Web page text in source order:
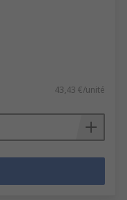
43,43 €/unité